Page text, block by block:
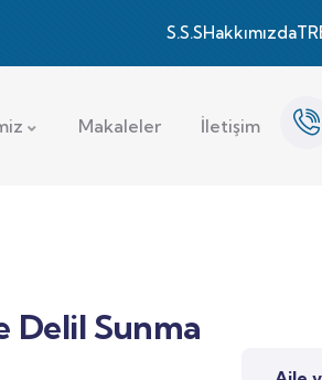
S.S.SHakkımızdaTR
Makaleler İletişim
Delil Sunma